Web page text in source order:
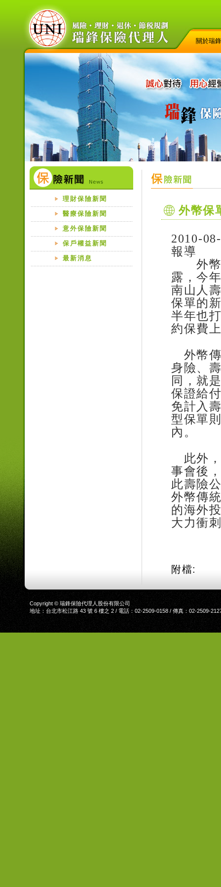
關於瑞鋒
理財保險新聞
醫療保險新聞
意外保險新聞
保戶權益新聞
最新消息
外幣保
2010-
報導
外幣
露，今
南山人
保單的
半年也
約保費
外幣傳
身險、
同，就
保證給
免計入
型保單
內。
此外，
事會後
此壽險
外幣傳
的海外
大力衝
附檔:
Copyright © 瑞鋒保險代理人股份有限公司
地址：台北市松江路 43 號 6 樓之 2 / 電話：02-2509-0158 / 傳真：02-2509-